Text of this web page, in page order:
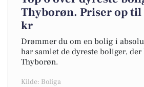
Thyborøn. Priser op til
kr
Drømmer du om en bolig i
har samlet de dyreste boliger,
Thyborøn.
Kilde: Boliga